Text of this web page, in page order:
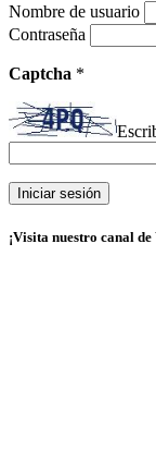
Nombre de usuario
Contraseña
Captcha *
¡Visita nuestro canal de